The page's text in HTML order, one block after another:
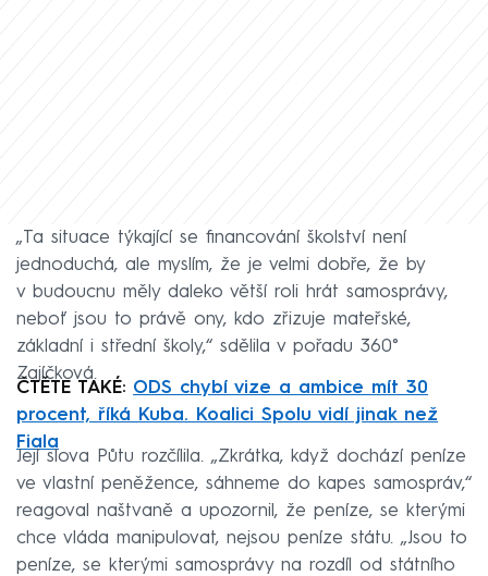
„Ta situace týkající se financování školství není
jednoduchá, ale myslím, že je velmi dobře, že by
v budoucnu měly daleko větší roli hrát samosprávy,
neboť jsou to právě ony, kdo zřizuje mateřské,
základní i střední školy,“ sdělila v pořadu 360°
Zajíčková.
ČTĚTE TAKÉ: ODS chybí vize a ambice mít 30
procent, říká Kuba. Koalici Spolu vidí jinak než
Fiala
Její slova Půtu rozčílila. „Zkrátka, když dochází peníze
ve vlastní peněžence, sáhneme do kapes samospráv,“
reagoval naštvaně a upozornil, že peníze, se kterými
chce vláda manipulovat, nejsou peníze státu. „Jsou to
peníze, se kterými samosprávy na rozdíl od státního